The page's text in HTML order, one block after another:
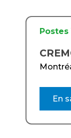
Postes
En